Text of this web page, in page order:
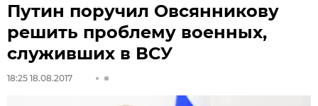
Путин поручил Овсянникову
решить проблему военных,
служивших в ВСУ
18:25 18.08.2017